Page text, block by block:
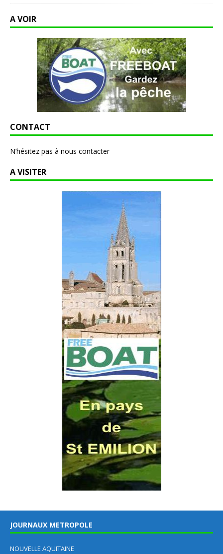
A VOIR
CONTACT
N’hésitez pas à nous contacter
A VISITER
JOURNAUX METROPOLE
NOUVELLE AQUITAINE